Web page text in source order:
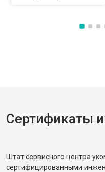
Сертификаты
Штат сервисного центра
сертифицированными